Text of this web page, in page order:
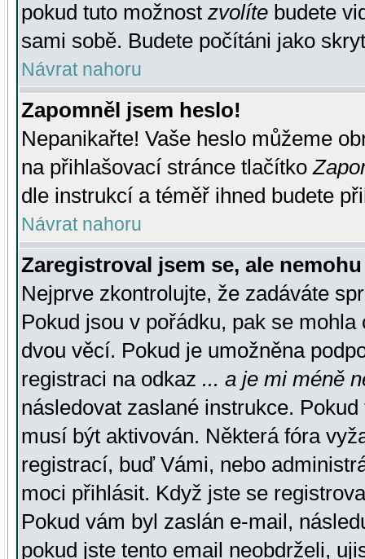
pokud tuto možnost zvolíte budete
sami sobě. Budete počítáni jako
Návrat nahoru
Zapomněl jsem heslo!
Nepanikařte! Vaše heslo můžeme
na přihlašovací stránce tlačítko
dle instrukcí a téměř ihned budete
Návrat nahoru
Zaregistroval jsem se, ale
Nejprve zkontrolujte, že zadáváte
Pokud jsou v pořádku, pak se
dvou věcí. Pokud je umožněna
registraci na odkaz ... a je mi méně
následovat zaslané instrukce.
musí být aktivován. Některá fóra
registrací, buď Vámi, nebo
moci přihlásit. Když jste se
Pokud vám byl zaslán e-mail,
pokud jste tento email neobdrželi,